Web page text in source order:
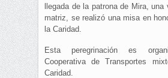
llegada de la patrona de Mira,
matriz, se realizó una misa en
la Caridad.
Esta peregrinación es
Cooperativa de Transportes
Caridad.